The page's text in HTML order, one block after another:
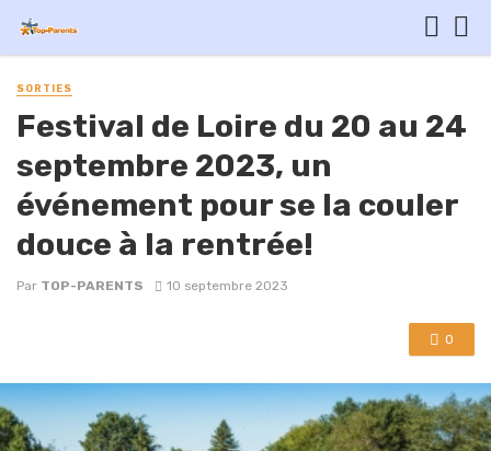
SORTIES
Festival de Loire du 20 au 24
septembre 2023, un
événement pour se la couler
douce à la rentrée!
Par TOP-PARENTS 10 septembre 2023
0